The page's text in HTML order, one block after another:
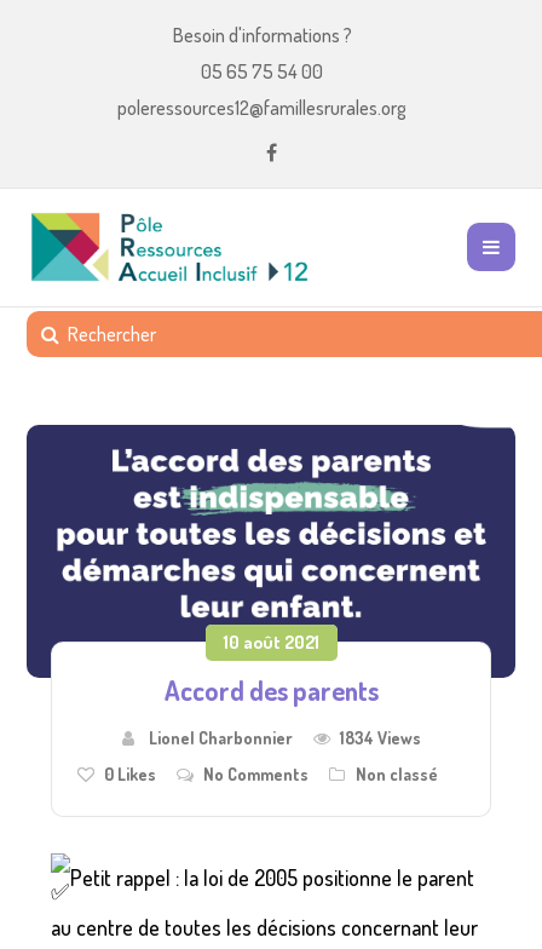
Besoin d'informations ?
05 65 75 54 00
poleressources12@famillesrurales.org
10 août 2021
Accord des parents
Lionel Charbonnier
1834 Views
0 Likes No Comments Non classé
Petit rappel : la loi de 2005 positionne le parent
au centre de toutes les décisions concernant leur